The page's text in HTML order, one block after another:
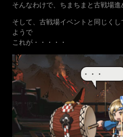
そんなわけで、ちまちまと古戦場進
そして、古戦場イベントと同じく
ようで
これが・・・・・